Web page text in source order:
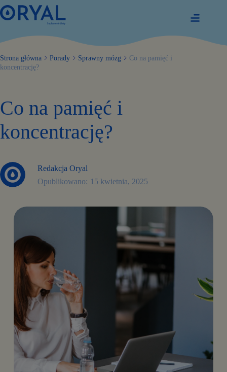
Przejdź
do
treści
Strona główna Porady Sprawny mózg
Co na pamięć i
koncentrację?
Co na pamięć i
koncentrację?
Redakcja Oryal
15 kwietnia, 2025